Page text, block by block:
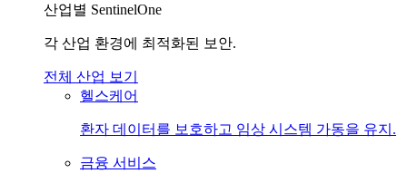
산업별 SentinelOne
각 산업 환경에 최적화된 보안.
전체 산업 보기
헬스케어
환자 데이터를 보호하고 임상 시스템 가동을 유지.
금융 서비스